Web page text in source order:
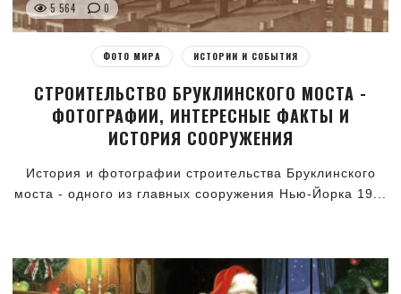
5 564 0
ФОТО МИРА ИСТОРИИ И СОБЫТИЯ
СТРОИТЕЛЬСТВО БРУКЛИНСКОГО МОСТА -
ФОТОГРАФИИ, ИНТЕРЕСНЫЕ ФАКТЫ И
ИСТОРИЯ СООРУЖЕНИЯ
История и фотографии строительства Бруклинского
моста - одного из главных сооружения Нью-Йорка 19...